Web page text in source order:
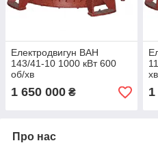
Електродвигун ВАН
143/41-10 1000 кВт 600
об/хв
1 650 000 ₴
хв
Про нас